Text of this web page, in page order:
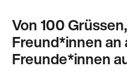
Von 100
Freund*innen an
Freunde*innen